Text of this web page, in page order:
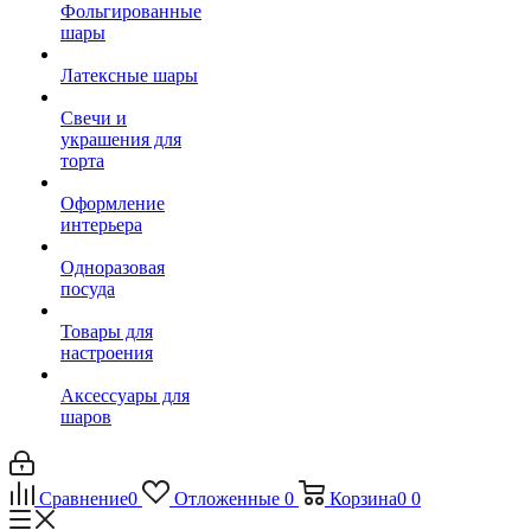
Фольгированные
шары
Латексные шары
Свечи и
украшения для
торта
Оформление
интерьера
Одноразовая
посуда
Товары для
настроения
Аксессуары для
шаров
Сравнение0 Отложенные 0 Корзина0 0